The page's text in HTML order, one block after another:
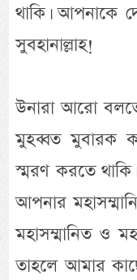
থাকি। আপনাকে
সুবহানাল্লাহ!
উনারা আরো
মুহব্বত মুবারক
স্মরণ করতে
আপনার
মহাসম্মানিত ও
তাহলে আমার